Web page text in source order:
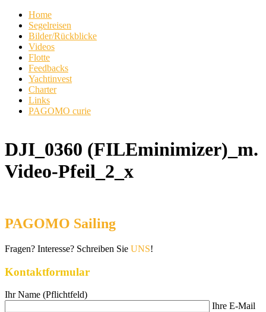
Home
Segelreisen
Bilder/Rückblicke
Videos
Flotte
Feedbacks
Yachtinvest
Charter
Links
PAGOMO curie
DJI_0360 (FILEminimizer)_m.
Video-Pfeil_2_x
PAGOMO Sailing
Fragen? Interesse? Schreiben Sie UNS!
Kontaktformular
Ihr Name (Pflichtfeld)
Ihre E-Mail